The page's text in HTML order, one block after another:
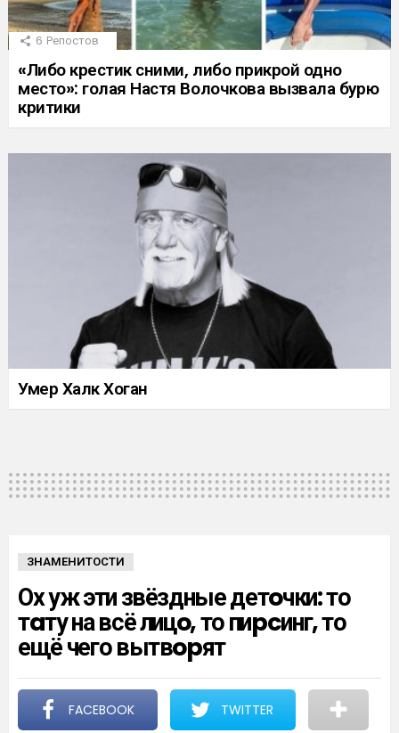
6 Репостов
«Либо крестик сними, либо прикрой одно
место»: голая Настя Волочкова вызвала бурю
критики
Умер Халк Хоган
ЗНАМЕНИТОСТИ
Ох уж эти звёздные детoчки: то
тaту на всё лицo, то пиpcинг, то
ещё чего вытвopят
FACEBOOK TWITTER